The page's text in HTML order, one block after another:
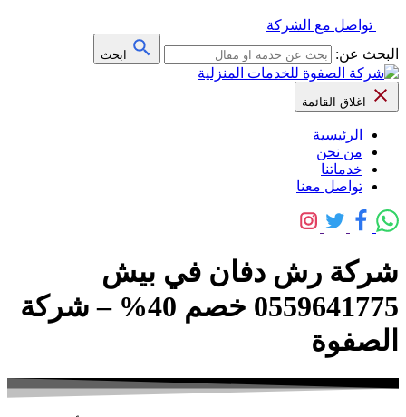
تواصل مع الشركة
البحث عن:
ابحث
اغلاق القائمة
الرئيسية
من نحن
خدماتنا
تواصل معنا
شركة رش دفان في بيش
0559641775 خصم 40% – شركة
الصفوة